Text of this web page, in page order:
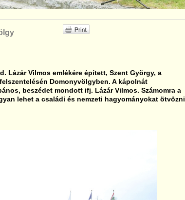
Lázár Vilmos emlékére épített, Szent György, a
Domonyvölgyben. A kápolnát
beszédet mondott ifj. Lázár Vilmos. Számomra a
lehet a családi és nemzeti hagyományokat ötvözni